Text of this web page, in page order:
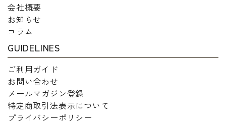
会社概要
お知らせ
コラム
GUIDELINES
ご利用ガイド
お問い合わせ
メールマガジン登録
特定商取引法表示について
プライバシーポリシー